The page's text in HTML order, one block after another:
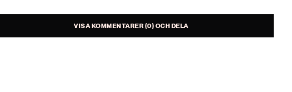
VISA KOMMENTARER (0) OCH DELA